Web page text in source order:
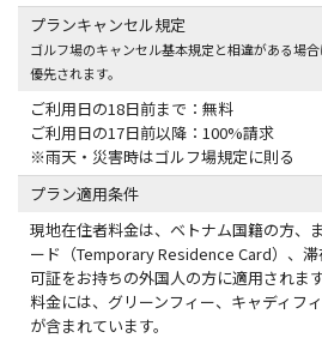
プランキャンセル規定
ゴルフ場のキャンセル基本規定と相違がある場
優先されます。
ご利用日の18日前まで：無料
ご利用日の17日前以降：100%請求
※雨天・災害時はゴルフ場規定に則る
プラン適用条件
現地在住者料金は、ベトナム国籍の方、
ード（Temporary Residence Card）、
可証をお持ちの外国人の方に適用されます
料金には、グリーンフィー、キャディフ
が含まれています。